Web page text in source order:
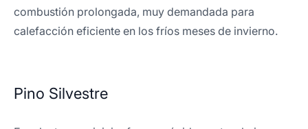
combustión prolongada, muy demandada para
calefacción eficiente en los fríos meses de invierno.
Pino Silvestre